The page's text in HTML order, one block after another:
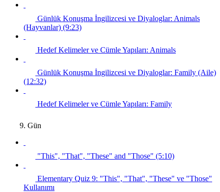
Günlük Konuşma İngilizcesi ve Diyaloglar: Animals
(Hayvanlar) (9:23)
Hedef Kelimeler ve Cümle Yapıları: Animals
Günlük Konuşma İngilizcesi ve Diyaloglar: Family (Aile)
(12:32)
Hedef Kelimeler ve Cümle Yapıları: Family
9. Gün
"This", "That", "These" and "Those" (5:10)
Elementary Quiz 9: "This", "That", "These" ve "Those"
Kullanımı